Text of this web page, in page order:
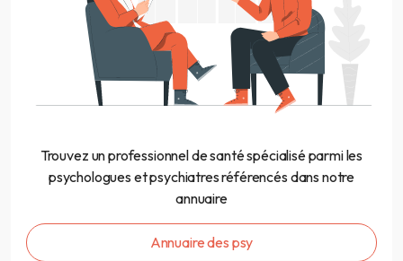
Trouvez un professionnel de santé spécialisé parmi les
psychologues et psychiatres référencés dans notre
annuaire
Annuaire des psy